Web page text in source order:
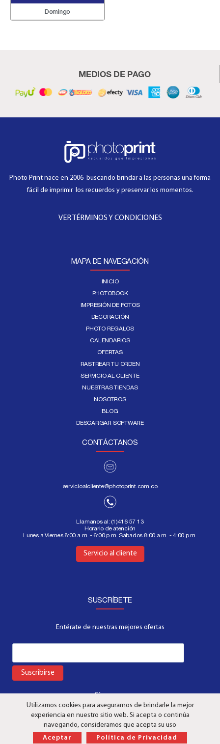
Domingo
MEDIOS DE PAGO
Photo Print nace en 2006 buscando brindar a las personas una forma
fácil de imprimir los recuerdos y preservar los momentos.
VER TÉRMINOS Y CONDICIONES
MAPA DE NAVEGACIÓN
INICIO
PHOTOBOOK
IMPRESIÓN DE FOTOS
DECORACIÓN
PHOTO REGALOS
CALENDARIOS
OFERTAS
RASTREAR TU ORDEN
SERVICIO AL CLIENTE
NUESTRAS TIENDAS
NOSOTROS
BLOG
DESCARGAR SOFTWARE
CONTÁCTANOS
servicioalcliente@photoprint.com.co
Llamanos al: (1)416 57 13
Horario de atención
Lunes a Viernes 8:00 a.m. - 6:00 p.m. Sabados 8:00 a.m. - 4:00 p.m.
Servicio al cliente
Aquí
SUSCRÍBETE
Entérate de nuestras mejores ofertas
Suscribirse
Síguenos:
Utilizamos cookies para asegurarnos de brindarle la mejor
experiencia en nuestro sitio web. Si acepta o continúa
navegando, consideramos que acepta su uso
Aceptar
Política de Privacidad